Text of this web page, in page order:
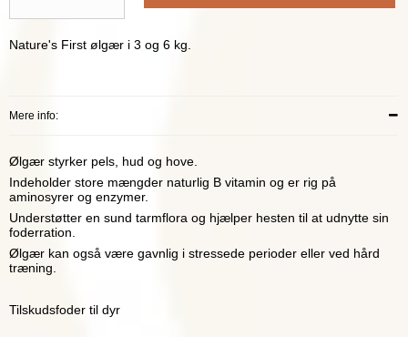
Nature's First ølgær i 3 og 6 kg.
Mere info:
Ølgær styrker pels, hud og hove.
Indeholder store mængder naturlig B vitamin og er rig på
aminosyrer og enzymer.
Understøtter en sund tarmflora og hjælper hesten til at udnytte sin
foderration.
Ølgær kan også være gavnlig i stressede perioder eller ved hård
træning.
Tilskudsfoder til dyr